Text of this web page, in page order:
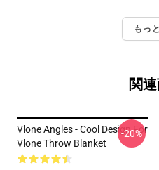
もっ
関
Vlone Angles - Cool Design For
Vlone Throw Blanket
-20%